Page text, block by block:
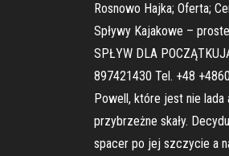
Rosnowo Hajka; Oferta;
Spływy Kajakowe –
SPŁYW DLA
897421430 Tel. +48
Powell, które jest nie lada
przybrzeżne skały.
spacer po jej szczycie a